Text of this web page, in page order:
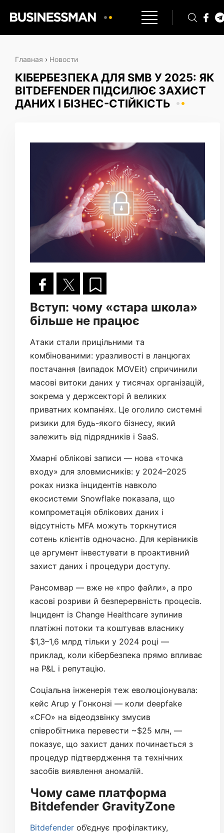
Главная › Новости
КІБЕРБЕЗПЕКА ДЛЯ SMB У 2025: ЯК
BITDEFENDER ПІДСИЛЮЄ ЗАХИСТ
ДАНИХ І БІЗНЕС-СТІЙКІСТЬ
Вступ: чому «стара школа»
більше не працює
Атаки стали прицільними та
комбінованими: уразливості в ланцюгах
постачання (випадок MOVEit) спричинили
масові витоки даних у тисячах організацій,
зокрема у держсекторі й великих
приватних компаніях. Це оголило системні
ризики для будь-якого бізнесу, який
залежить від підрядників і SaaS.
Хмарні облікові записи — нова «точка
входу» для зловмисників: у 2024–2025
роках низка інцидентів навколо
екосистеми Snowflake показала, що
компрометація облікових даних і
відсутність MFA можуть торкнутися
сотень клієнтів одночасно. Для керівників
це аргумент інвестувати в проактивний
захист даних і процедури доступу.
Рансомвар — вже не «про файли», а про
касові розриви й безперервність процесів.
Інцидент із Change Healthcare зупинив
платіжні потоки та коштував власнику
$1,3–1,6 млрд тільки у 2024 році —
приклад, коли кібербезпека прямо впливає
на P&L і репутацію.
Соціальна інженерія теж еволюціонувала:
кейс Arup у Гонконзі — коли deepfake
«CFO» на відеодзвінку змусив
співробітника перевести ~$25 млн, —
показує, що захист даних починається з
процедур підтвердження та технічних
засобів виявлення аномалій.
Чому саме платформа
Bitdefender GravityZone
Bitdefender об’єднує профілактику,